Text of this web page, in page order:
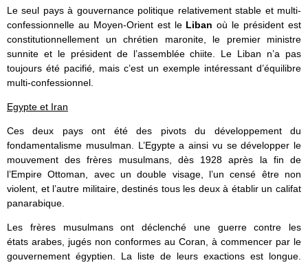
Le seul pays à gouvernance politique relativement stable et multi-
confessionnelle au Moyen-Orient est le Libanoù le président est
constitutionnellement un chrétien maronite, le premier ministre
sunnite et le président de l’assemblée chiite. Le Liban n’a pas
toujours été pacifié, mais c’est un exemple intéressant d’équilibre
multi-confessionnel.
Egypte et Iran
Ces deux pays ont été des pivots du développement du
fondamentalisme musulman. L’Egypte a ainsi vu se développer le
mouvement des frères musulmans, dès 1928 après la fin de
l’Empire Ottoman, avec un double visage, l’un censé être non
violent, et l’autre militaire, destinés tous les deux à établir un califat
panarabique.
Les frères musulmans ont déclenché une guerre contre les
états arabes, jugés non conformes au Coran, à commencer par le
gouvernement égyptien. La liste de leurs exactions est longue.